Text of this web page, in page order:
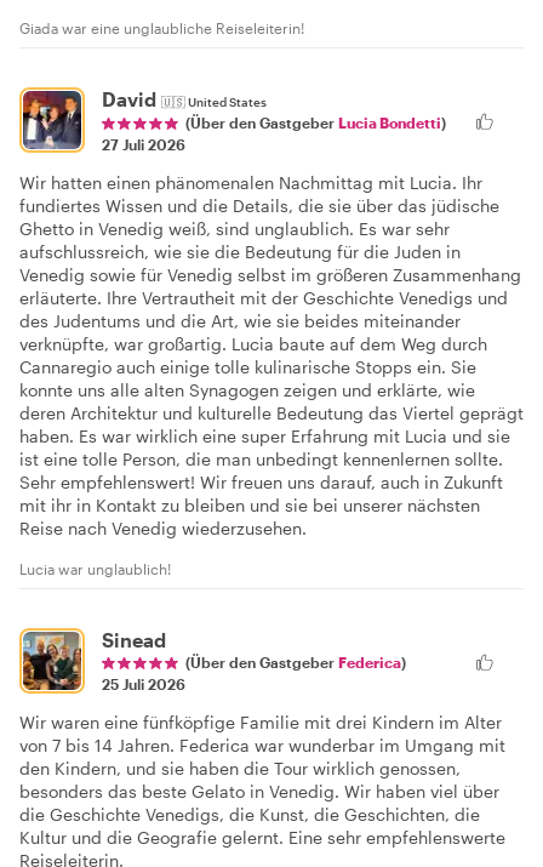
Giada war eine unglaubliche Reiseleiterin!
David 🇺🇸United States
(Über den Gastgeber Lucia Bondetti)
27 Juli 2026
Wir hatten einen phänomenalen Nachmittag mit Lucia. Ihr
fundiertes Wissen und die Details, die sie über das jüdische
Ghetto in Venedig weiß, sind unglaublich. Es war sehr
aufschlussreich, wie sie die Bedeutung für die Juden in
Venedig sowie für Venedig selbst im größeren Zusammenhang
erläuterte. Ihre Vertrautheit mit der Geschichte Venedigs und
des Judentums und die Art, wie sie beides miteinander
verknüpfte, war großartig. Lucia baute auf dem Weg durch
Cannaregio auch einige tolle kulinarische Stopps ein. Sie
konnte uns alle alten Synagogen zeigen und erklärte, wie
deren Architektur und kulturelle Bedeutung das Viertel geprägt
haben. Es war wirklich eine super Erfahrung mit Lucia und sie
ist eine tolle Person, die man unbedingt kennenlernen sollte.
Sehr empfehlenswert! Wir freuen uns darauf, auch in Zukunft
mit ihr in Kontakt zu bleiben und sie bei unserer nächsten
Reise nach Venedig wiederzusehen.
Lucia war unglaublich!
Sinead
(Über den Gastgeber Federica)
25 Juli 2026
Wir waren eine fünfköpfige Familie mit drei Kindern im Alter
von 7 bis 14 Jahren. Federica war wunderbar im Umgang mit
den Kindern, und sie haben die Tour wirklich genossen,
besonders das beste Gelato in Venedig. Wir haben viel über
die Geschichte Venedigs, die Kunst, die Geschichten, die
Kultur und die Geografie gelernt. Eine sehr empfehlenswerte
Reiseleiterin.